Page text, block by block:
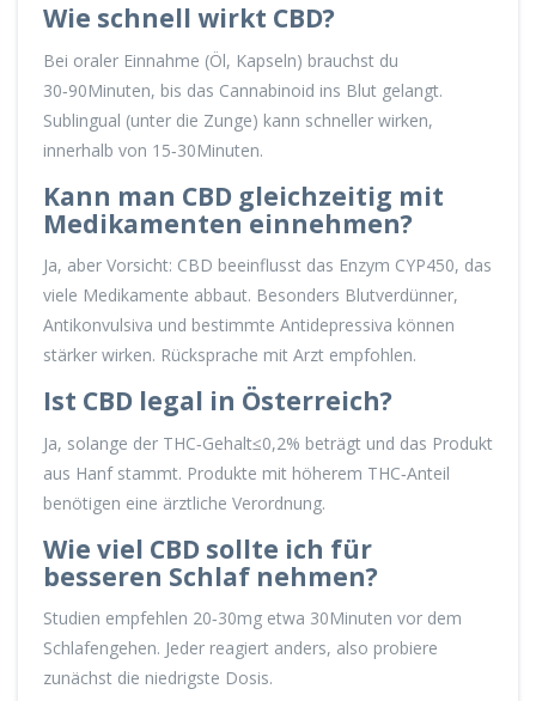
Wie schnell wirkt CBD?
Bei oraler Einnahme (Öl, Kapseln) brauchst du
30‑90Minuten, bis das Cannabinoid ins Blut gelangt.
Sublingual (unter die Zunge) kann schneller wirken,
innerhalb von 15‑30Minuten.
Kann man CBD gleichzeitig mit
Medikamenten einnehmen?
Ja, aber Vorsicht: CBD beeinflusst das Enzym CYP450, das
viele Medikamente abbaut. Besonders Blutverdünner,
Antikonvulsiva und bestimmte Antidepressiva können
stärker wirken. Rücksprache mit Arzt empfohlen.
Ist CBD legal in Österreich?
Ja, solange der THC‑Gehalt≤0,2% beträgt und das Produkt
aus Hanf stammt. Produkte mit höherem THC‑Anteil
benötigen eine ärztliche Verordnung.
Wie viel CBD sollte ich für
besseren Schlaf nehmen?
Studien empfehlen 20‑30mg etwa 30Minuten vor dem
Schlafengehen. Jeder reagiert anders, also probiere
zunächst die niedrigste Dosis.